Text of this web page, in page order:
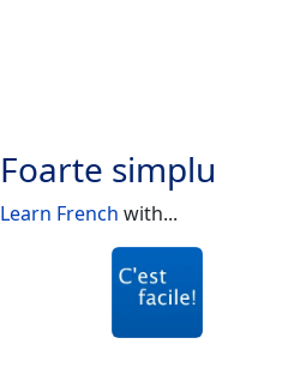
Foarte simplu
Learn French with...